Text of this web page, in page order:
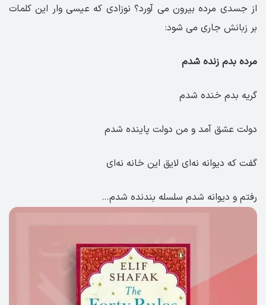
از جسدی مرده بیرون می آورد؟ نوزادی که عیسی وار این کلمات
بر زبانش جاری می شود:
مرده بدم زنده شدم
گریه بدم خنده شدم
دولت عشق آمد و من دولت پاینده شدم
گفت که دیوانه نه‌ای لایق این خانه نه‌ای
رفتم و دیوانه شدم سلسله بندنده شدم…